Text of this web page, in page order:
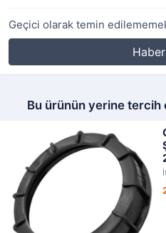
Geçici olarak temin
Bu ürünün yerine